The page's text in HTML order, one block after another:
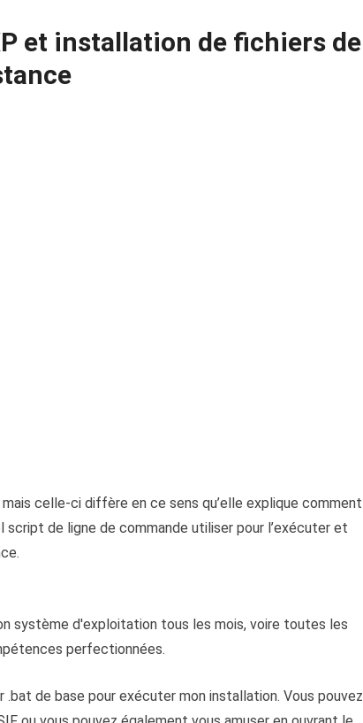
et installation de fichiers de
celle-ci diffère en ce sens qu’elle explique comment
de ligne de commande utiliser pour l’exécuter et
système d'exploitation tous les mois, voire toutes les
perfectionnées.
.bat de base pour exécuter mon installation. Vous pouvez